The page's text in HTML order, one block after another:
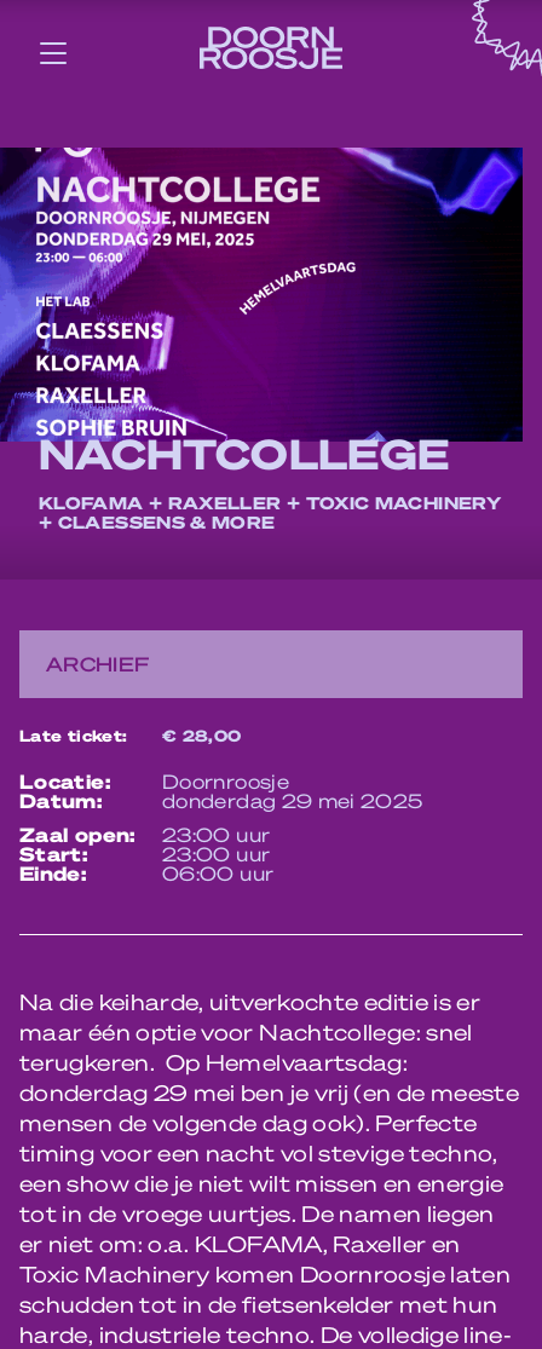
NACHTCOLLEGE
KLOFAMA + RAXELLER + TOXIC MACHINERY
+ CLAESSENS & MORE
ARCHIEF
Late ticket: € 28,00
locatie: Doornroosje
datum:
donderdag 29 mei 2025
zaal open:
23:00 uur
start: 23:00 uur
einde: 06:00 uur
Na die keiharde, uitverkochte editie is er
maar één optie voor Nachtcollege: snel
terugkeren. Op Hemelvaartsdag:
donderdag 29 mei ben je vrij (en de meeste
mensen de volgende dag ook). Perfecte
timing voor een nacht vol stevige techno,
een show die je niet wilt missen en energie
tot in de vroege uurtjes. De namen liegen
er niet om: o.a. KLOFAMA, Raxeller en
Toxic Machinery komen Doornroosje laten
schudden tot in de fietsenkelder met hun
harde, industriele techno. De volledige line-